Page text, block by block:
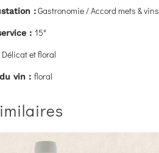
:Gastronomie / Accord mets & vins
: 15°
Délicat et floral
vin : floral